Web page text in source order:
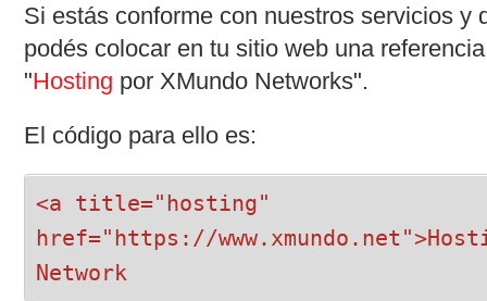
Si estás conforme con nuestros servicios y
podés colocar en tu sitio web una
"Hosting por XMundo Networks".
El código para ello es:
<a title="hosting"
href="https://
Network